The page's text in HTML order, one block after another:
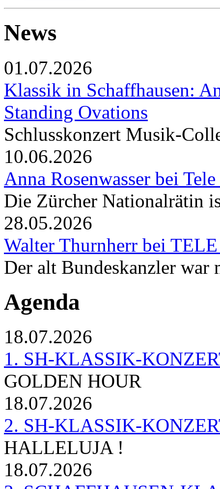
News
01.07.2026
Klassik in Schaffhausen:
Standing Ovations
Schlusskonzert Musik-
10.06.2026
Anna Rosenwasser bei
Die Zürcher Nationalrätin
28.05.2026
Walter Thurnherr bei
Der alt Bundeskanzler war
Agenda
18.07.2026
1. SH-KLASSIK-
GOLDEN HOUR
18.07.2026
2. SH-KLASSIK-
HALLELUJA !
18.07.2026